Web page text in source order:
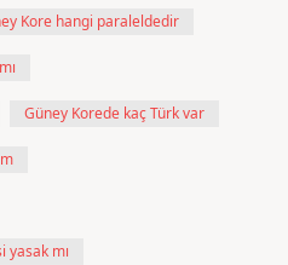
Kore hangi paraleldedir
Güney Korede kaç Türk var
yasak mı